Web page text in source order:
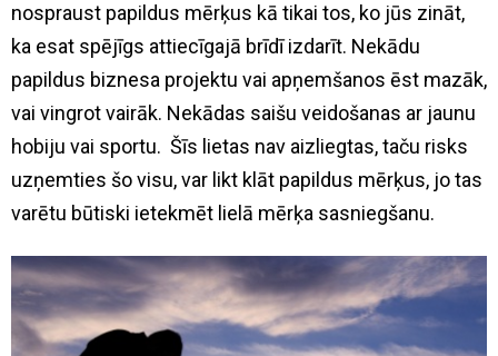
nospraust papildus mērķus kā tikai tos, ko jūs zināt,
ka esat spējīgs attiecīgajā brīdī izdarīt. Nekādu
papildus biznesa projektu vai apņemšanos ēst mazāk,
vai vingrot vairāk. Nekādas saišu veidošanas ar jaunu
hobiju vai sportu. Šīs lietas nav aizliegtas, taču risks
uzņemties šo visu, var likt klāt papildus mērķus, jo tas
varētu būtiski ietekmēt lielā mērķa sasniegšanu.